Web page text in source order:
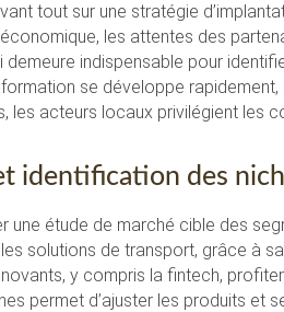
tout sur une stratégie
les attentes des
indispensable pour
se développe
les acteurs locaux privilégient les
identification des
une étude de marché cible des
solutions de transport, grâce à
y compris la fintech,
permet d’ajuster les produits et